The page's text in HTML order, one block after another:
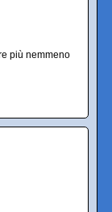
più nemmeno